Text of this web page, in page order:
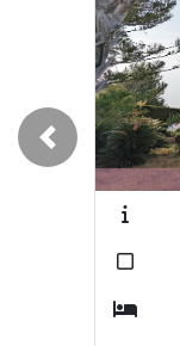
Previous